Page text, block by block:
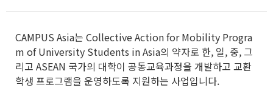
CAMPUS Asia는 Collective Action for Mobility Progra
m of University Students in Asia의 약자로 한, 일, 중, 그
리고 ASEAN 국가의 대학이 공동교육과정을 개발하고 교환
학생 프로그램을 운영하도록 지원하는 사업입니다.